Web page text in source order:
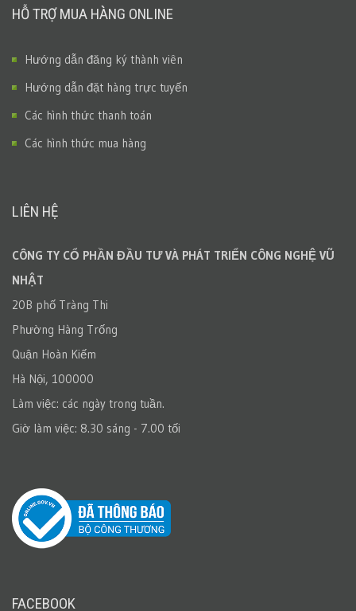
HỖ TRỢ MUA HÀNG ONLINE
Hướng dẫn đăng ký thành viên
Hướng dẫn đặt hàng trực tuyến
Các hình thức thanh toán
Các hình thức mua hàng
LIÊN HỆ
CÔNG TY CỔ PHẦN ĐẦU TƯ VÀ PHÁT TRIỂN CÔNG NGHỆ VŨ
NHẬT
20B phố Tràng Thi
Phường Hàng Trống
Quận Hoàn Kiếm
Hà Nội, 100000
Làm việc: các ngày trong tuần.
Giờ làm việc: 8.30 sáng - 7.00 tối
FACEBOOK